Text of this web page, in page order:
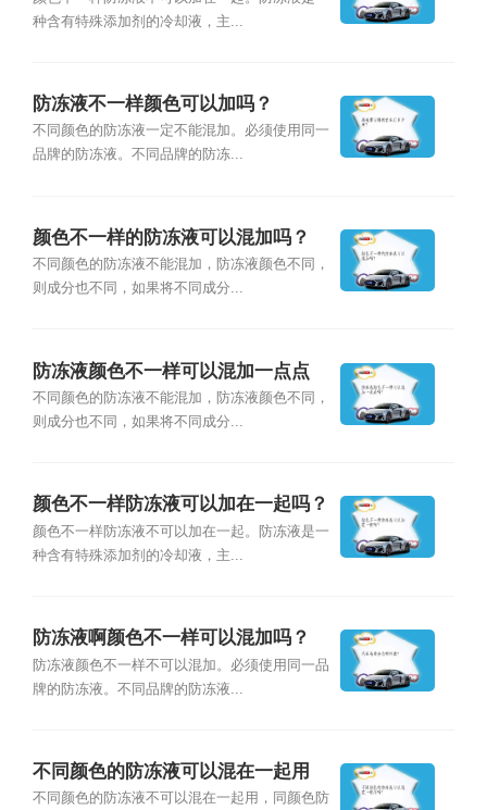
种含有特殊添加剂的冷却液，主...
防冻液不一样颜色可以加吗？
不同颜色的防冻液一定不能混加。必须使用同一
品牌的防冻液。不同品牌的防冻...
颜色不一样的防冻液可以混加吗？
不同颜色的防冻液不能混加，防冻液颜色不同，
则成分也不同，如果将不同成分...
防冻液颜色不一样可以混加一点点
吗？
不同颜色的防冻液不能混加，防冻液颜色不同，
则成分也不同，如果将不同成分...
颜色不一样防冻液可以加在一起吗？
颜色不一样防冻液不可以加在一起。防冻液是一
种含有特殊添加剂的冷却液，主...
防冻液啊颜色不一样可以混加吗？
防冻液颜色不一样不可以混加。必须使用同一品
牌的防冻液。不同品牌的防冻液...
不同颜色的防冻液可以混在一起用
吗？
不同颜色的防冻液不可以混在一起用，同颜色防